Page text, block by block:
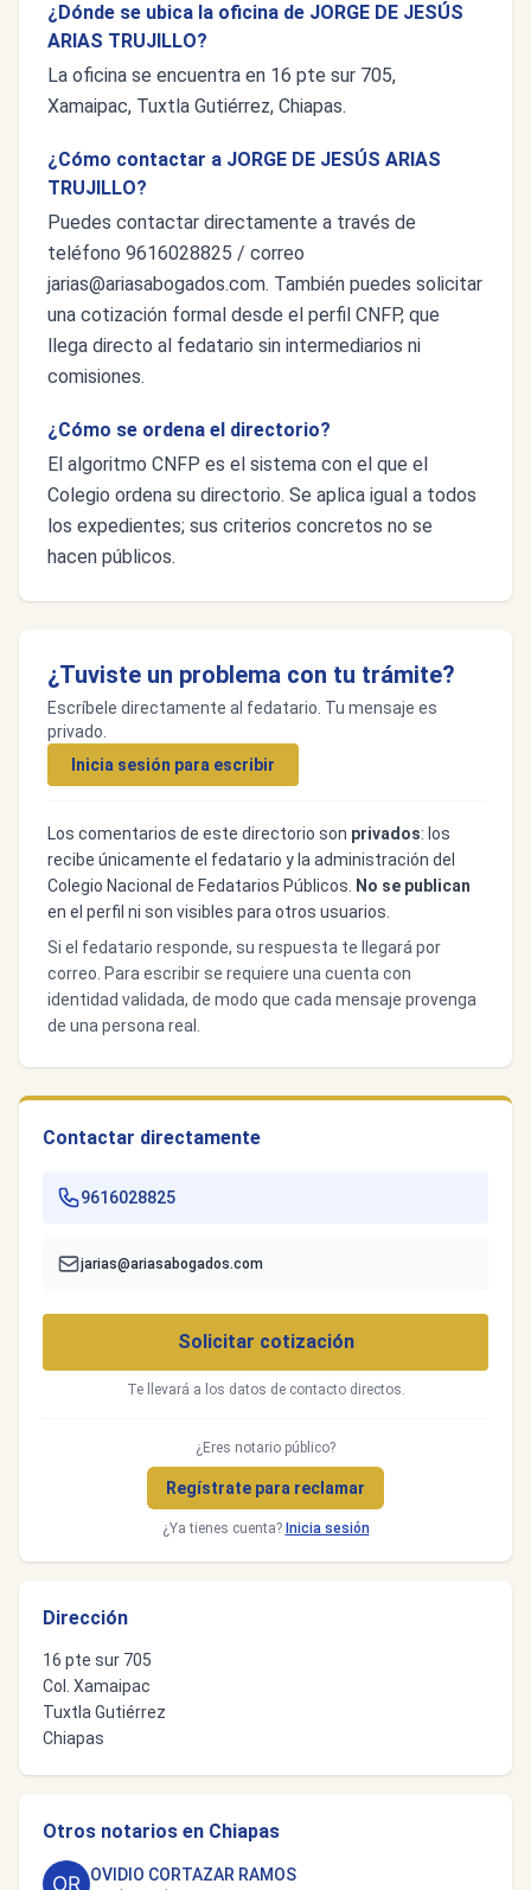
¿Dónde se ubica la oficina de JORGE DE JESÚS
ARIAS TRUJILLO?
La oficina se encuentra en 16 pte sur 705,
Xamaipac, Tuxtla Gutiérrez, Chiapas.
¿Cómo contactar a JORGE DE JESÚS ARIAS
TRUJILLO?
Puedes contactar directamente a través de
teléfono 9616028825 / correo
jarias@ariasabogados.com. También puedes solicitar
una cotización formal desde el perfil CNFP, que
llega directo al fedatario sin intermediarios ni
comisiones.
¿Cómo se ordena el directorio?
El algoritmo CNFP es el sistema con el que el
Colegio ordena su directorio. Se aplica igual a todos
los expedientes; sus criterios concretos no se
hacen públicos.
¿Tuviste un problema con tu trámite?
Escríbele directamente al fedatario. Tu mensaje es
privado.
Inicia sesión para escribir
Los comentarios de este directorio son privados: los
recibe únicamente el fedatario y la administración del
Colegio Nacional de Fedatarios Públicos.
No se publican
en el perfil ni son visibles para otros usuarios.
Si el fedatario responde, su respuesta te llegará por
correo. Para escribir se requiere una cuenta con
identidad validada, de modo que cada mensaje provenga
de una persona real.
Contactar directamente
9616028825
jarias@ariasabogados.com
Solicitar cotización
Te llevará a los datos de contacto directos.
¿Eres notario público?
Regístrate para reclamar
¿Ya tienes cuenta? Inicia sesión
Dirección
16 pte sur 705
Col. Xamaipac
Tuxtla Gutiérrez
Chiapas
Otros notarios en Chiapas
OVIDIO CORTAZAR RAMOS